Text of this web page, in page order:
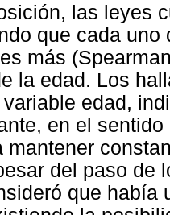
las leyes
que cada
más
la edad. Los
edad,
en el
mantener
del paso de
que había